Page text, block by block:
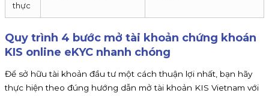
thực
Quy trình 4 bước mở tài khoản chứng khoán
KIS online eKYC nhanh chóng
Để sở hữu tài khoản đầu tư một cách thuận lợi nhất, bạn hãy
thực hiện theo đúng hướng dẫn mở tài khoản KIS Vietnam với